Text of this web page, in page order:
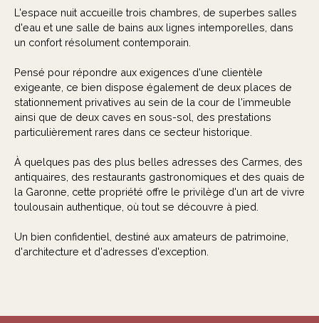
L'espace nuit accueille trois chambres, de superbes salles
d'eau et une salle de bains aux lignes intemporelles, dans
un confort résolument contemporain.
Pensé pour répondre aux exigences d'une clientèle
exigeante, ce bien dispose également de deux places de
stationnement privatives au sein de la cour de l'immeuble
ainsi que de deux caves en sous-sol, des prestations
particulièrement rares dans ce secteur historique.
À quelques pas des plus belles adresses des Carmes, des
antiquaires, des restaurants gastronomiques et des quais de
la Garonne, cette propriété offre le privilège d'un art de vivre
toulousain authentique, où tout se découvre à pied.
Un bien confidentiel, destiné aux amateurs de patrimoine,
d'architecture et d'adresses d'exception.